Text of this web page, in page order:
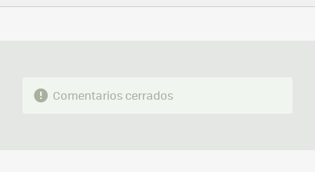
FACEBOOK
TWITTERFLIPBOARD
E-
WHATSAPP
Comentarios cerrados